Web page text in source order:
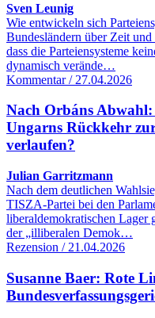
Sven Leunig
Wie entwickeln sich
Bundesländern über Zeit
dass die Parteiensysteme
dynamisch verände…
Kommentar / 27.04.2026
Nach Orbáns
Ungarns Rückkehr
verlaufen?
Julian Garritzmann
Nach dem deutlichen
TISZA-Partei bei den
liberaldemokratischen Lager
der „illiberalen Demok…
Rezension / 21.04.2026
Susanne Baer: Rote